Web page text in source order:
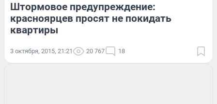
Штормовое предупреждение:
красноярцев просят не покидать
квартиры
3 октября, 2015, 21:21 20 767 18